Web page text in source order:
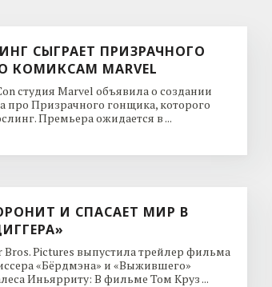
СЫГРАЕТ ПРИЗРАЧНОГО
MARVEL
студия Marvel объявила о создании
про Призрачного гонщика, которого
Премьера ожидается в ...
И СПАСАЕТ МИР В
Pictures выпустила трейлер фильма
«Бёрдмэна» и «Выжившего»
Иньярриту: В фильме Том Круз ...